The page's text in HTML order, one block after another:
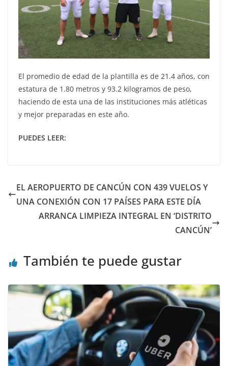
El promedio de edad de la plantilla es de 21.4 años, con
estatura de 1.80 metros y 93.2 kilogramos de peso,
haciendo de esta una de las instituciones más atléticas
y mejor preparadas en este año.
PUEDES LEER:
EL AEROPUERTO DE CANCÚN CON 439 VUELOS Y
UNA CONEXIÓN CON 17 PAÍSES PARA ESTE DÍA
ARRANCA LIMPIEZA INTEGRAL EN ‘DISTRITO
CANCÚN’
También te puede gustar